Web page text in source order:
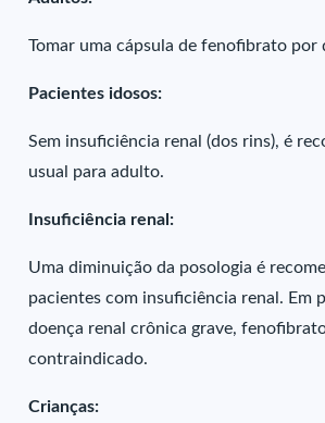
Tomar uma cápsula de fenofibrato por
Pacientes idosos:
Sem insuficiência renal (dos rins), é
usual para adulto.
Insuficiência renal:
Uma diminuição da posologia é
pacientes com insuficiência renal. Em
doença renal crônica grave,
contraindicado.
Crianças: